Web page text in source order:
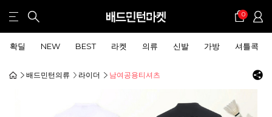
0
확딜 NEW BEST 라켓 의류 신발 가방 셔틀콕
배드민턴의류 라이더 남여공용티셔츠